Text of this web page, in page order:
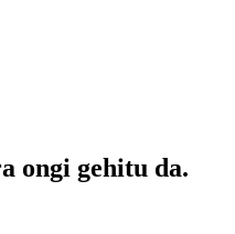
ongi gehitu da.